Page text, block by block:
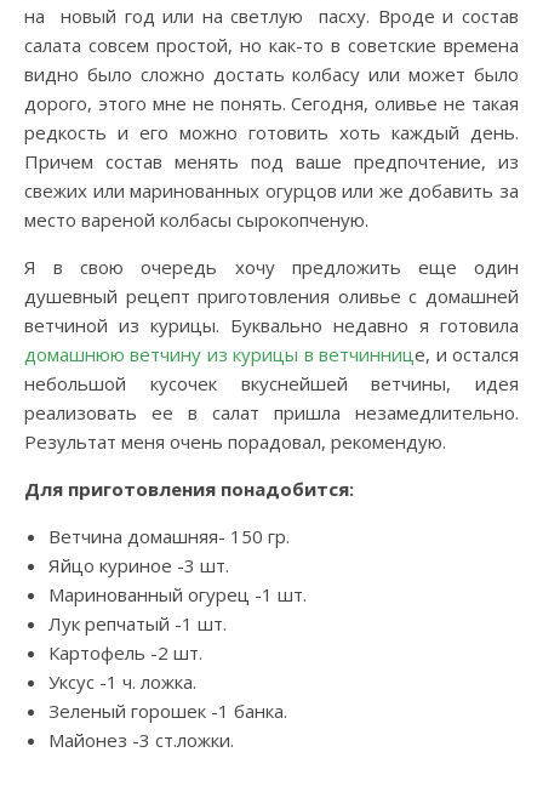
на новый год или на светлую пасху. Вроде и состав
салата совсем простой, но как-то в советские времена
видно было сложно достать колбасу или может было
дорого, этого мне не понять. Сегодня, оливье не такая
редкость и его можно готовить хоть каждый день.
Причем состав менять под ваше предпочтение, из
свежих или маринованных огурцов или же добавить за
место вареной колбасы сырокопченую.
Я в свою очередь хочу предложить еще один
душевный рецепт приготовления оливье с домашней
ветчиной из курицы. Буквально недавно я готовила
домашнюю ветчину из курицы в ветчиннице, и остался
небольшой кусочек вкуснейшей ветчины, идея
реализовать ее в салат пришла незамедлительно.
Результат меня очень порадовал, рекомендую.
Для приготовления понадобится:
Ветчина домашняя- 150 гр.
Яйцо куриное -3 шт.
Маринованный огурец -1 шт.
Лук репчатый -1 шт.
Картофель -2 шт.
Уксус -1 ч. ложка.
Зеленый горошек -1 банка.
Майонез -3 ст.ложки.